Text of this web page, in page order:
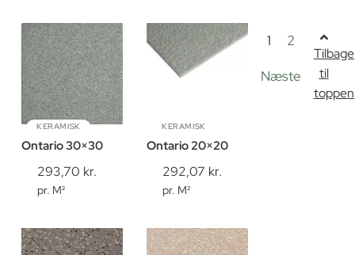
KERAMISK
Ontario 30×30
293,70 kr.
pr. M²
KERAMISK
Ontario 20×20
292,07 kr.
pr. M²
1 2
Næste
Tilbage
til
toppen